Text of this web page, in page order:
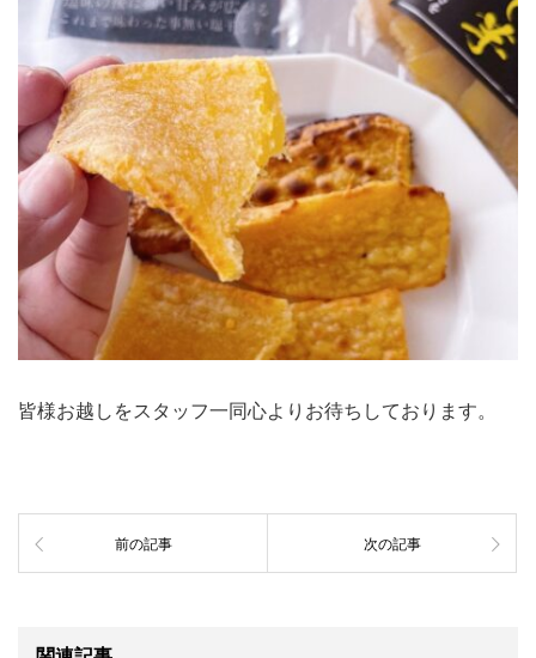
皆様お越しをスタッフ一同心よりお待ちしております。
前の記事 次の記事